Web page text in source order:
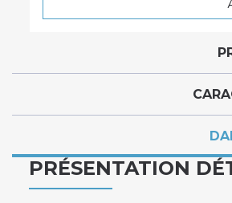
PRÉSENTATION